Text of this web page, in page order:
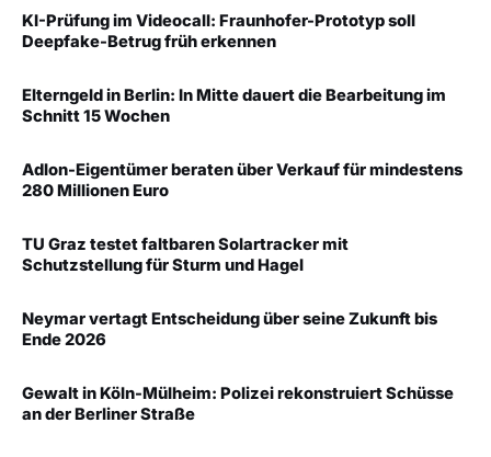
KI-Prüfung im Videocall: Fraunhofer-Prototyp soll
Deepfake-Betrug früh erkennen
Elterngeld in Berlin: In Mitte dauert die Bearbeitung im
Schnitt 15 Wochen
Adlon-Eigentümer beraten über Verkauf für mindestens
280 Millionen Euro
TU Graz testet faltbaren Solartracker mit
Schutzstellung für Sturm und Hagel
Neymar vertagt Entscheidung über seine Zukunft bis
Ende 2026
Gewalt in Köln-Mülheim: Polizei rekonstruiert Schüsse
an der Berliner Straße